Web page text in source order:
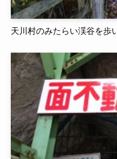
天川村のみたらい渓谷を歩